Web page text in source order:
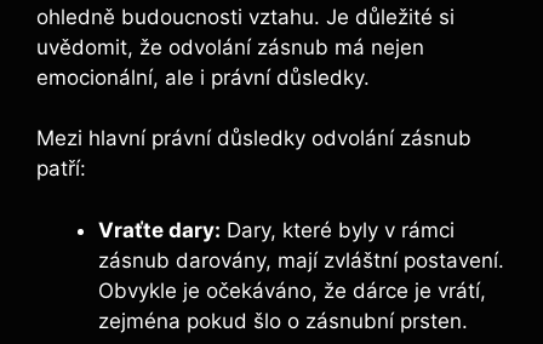
ohledně budoucnosti vztahu. Je důležité si
uvědomit, že odvolání zásnub má nejen
emocionální, ale i právní důsledky.
Mezi hlavní právní důsledky odvolání zásnub
patří:
Vraťte dary: Dary, které byly v rámci
zásnub darovány, mají zvláštní postavení.
Obvykle je očekáváno, že dárce je vrátí,
zejména pokud šlo o zásnubní prsten.